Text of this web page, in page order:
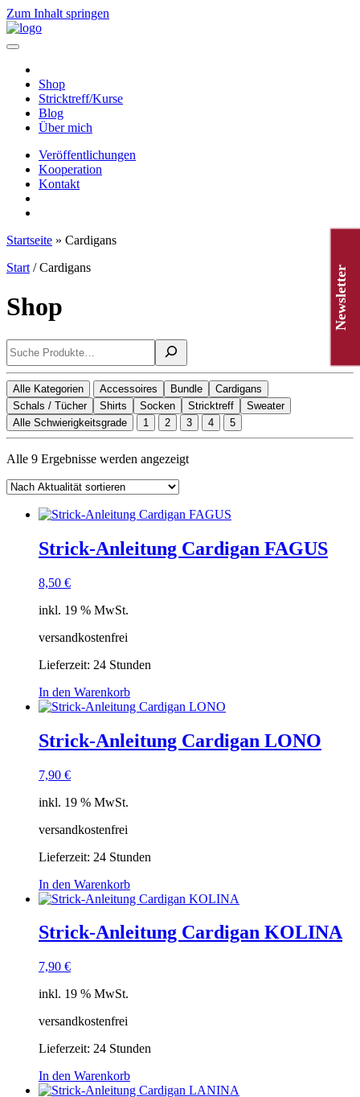
Zum Inhalt springen
Hauptnavigation
Shop
Stricktreff/Kurse
Blog
Über mich
Veröffentlichungen
Kooperation
Kontakt
Startseite » Cardigans
Start / Cardigans
Shop
Suchen
Alle Kategorien Accessoires Bundle
Cardigans
Schals / Tücher
Shirts Socken Stricktreff
Sweater
Alle Schwierigkeitsgrade
1 2 3 4 5
Alle 9 Ergebnisse werden angezeigtNach
Strick-Anleitung Cardigan FAGUS
8,50 €
inkl. 19 % MwSt.
versandkostenfrei
Lieferzeit: 24 Stunden
In den Warenkorb
Strick-Anleitung Cardigan LONO
7,90 €
inkl. 19 % MwSt.
versandkostenfrei
Lieferzeit: 24 Stunden
In den Warenkorb
Strick-Anleitung Cardigan KOLINA
7,90 €
inkl. 19 % MwSt.
versandkostenfrei
Lieferzeit: 24 Stunden
In den Warenkorb
Newsletter